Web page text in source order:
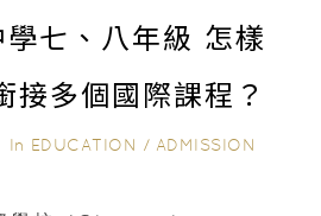
七、八年級 怎樣
接多個國際課程？
In EDUCATION / ADMISSION